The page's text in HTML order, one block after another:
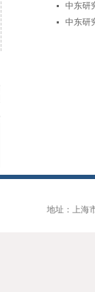
中东研
中东研
地址：上海